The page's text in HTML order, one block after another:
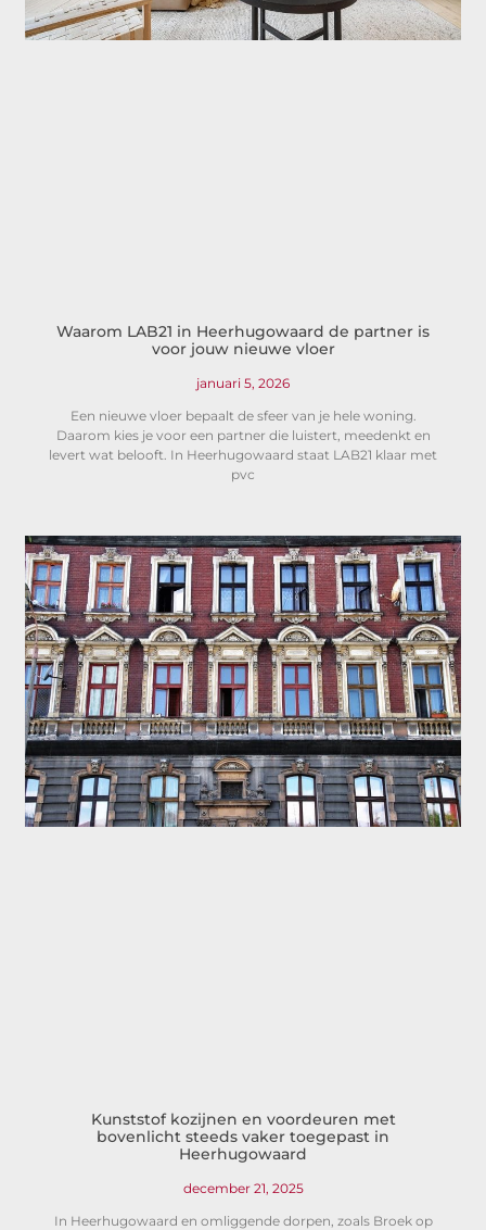
Waarom LAB21 in Heerhugowaard de partner is
voor jouw nieuwe vloer
januari 5, 2026
Een nieuwe vloer bepaalt de sfeer van je hele woning.
Daarom kies je voor een partner die luistert, meedenkt en
levert wat belooft. In Heerhugowaard staat LAB21 klaar met
pvc
Kunststof kozijnen en voordeuren met
bovenlicht steeds vaker toegepast in
Heerhugowaard
december 21, 2025
In Heerhugowaard en omliggende dorpen, zoals Broek op